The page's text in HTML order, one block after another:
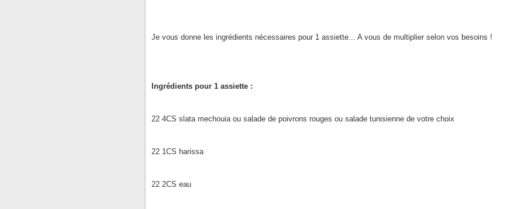
Je vous donne les ingrédients nécessaires pour 1 assiette... A vous de multiplier selon vos besoins !
Ingrédients pour 1 assiette :
22 4CS slata mechouia ou salade de poivrons rouges ou salade tunisienne de votre choix
22 1CS harissa
22 2CS eau